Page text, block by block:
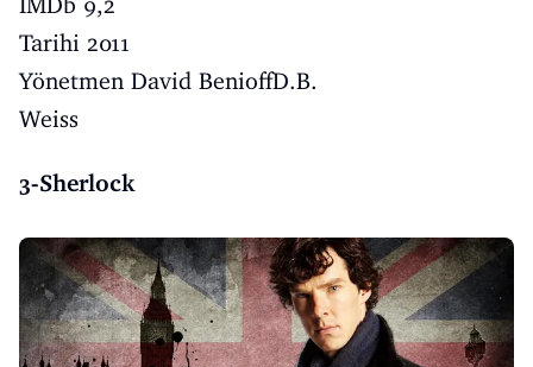
Tarihi 2011
Yönetmen David BenioffD.B.
Weiss
3-Sherlock